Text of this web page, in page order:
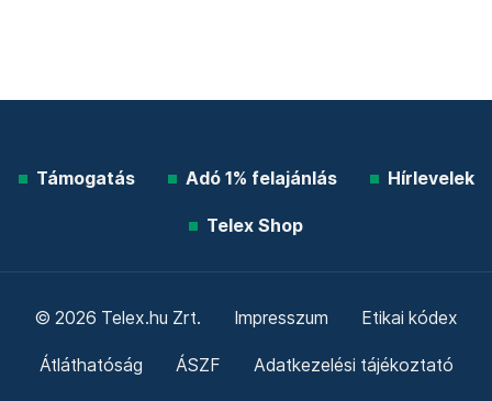
Támogatás Adó 1% felajánlás Hírlevelek
Telex Shop
© 2026 Telex.hu Zrt. Impresszum Etikai kódex
Átláthatóság ÁSZF Adatkezelési tájékoztató